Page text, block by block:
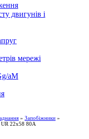
двигунів і
мережі
aM
» Запобіжники »
UR 22x58 80А